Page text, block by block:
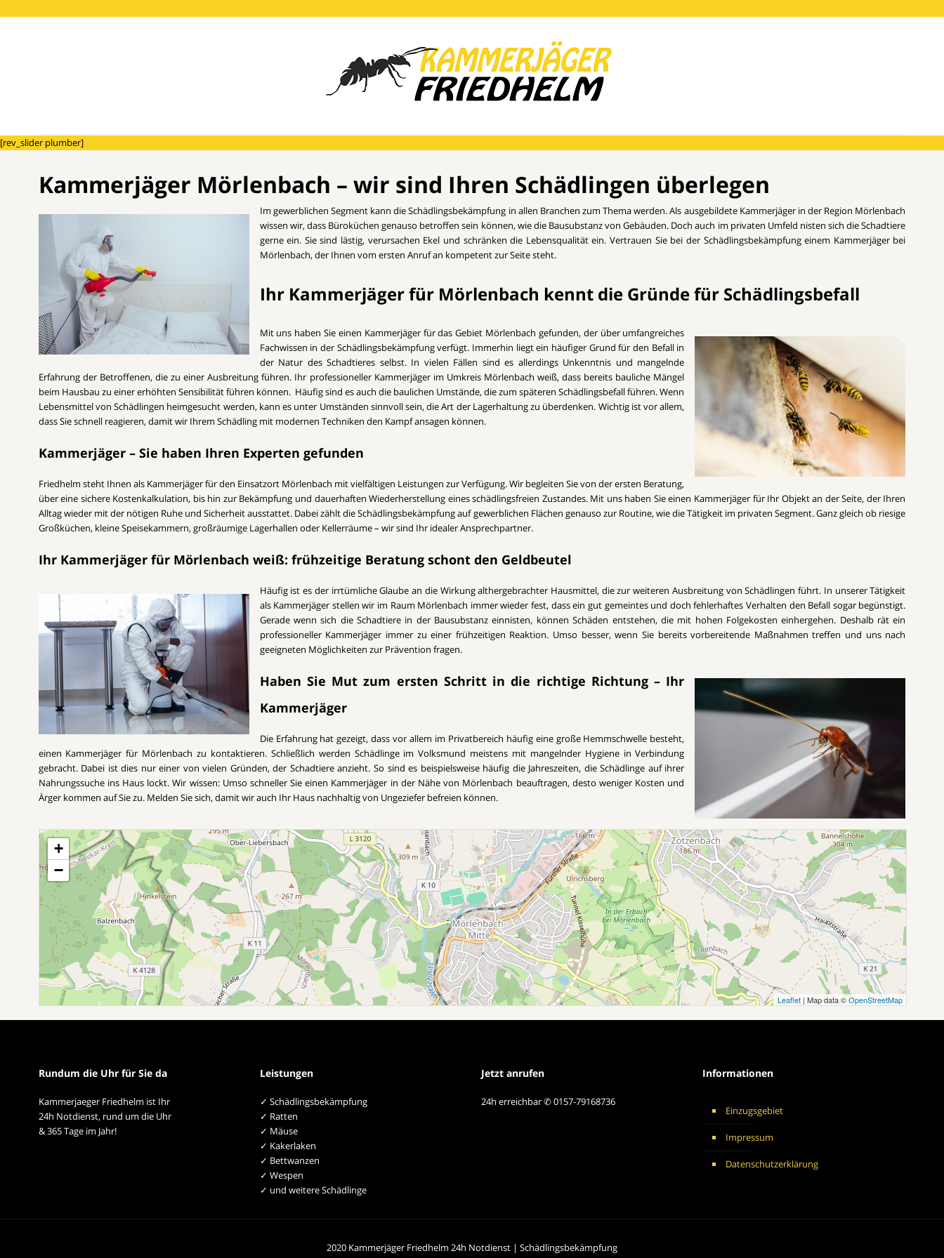
[rev_slider plumber]
Kammerjäger Mörlenbach – wir sind Ihren Schädlingen überlegen
Im gewerblichen Segment kann die Schädlingsbekämpfung in allen Branchen zum Thema werden. Als ausgebildete Kammerjäger in der Region Mörlenbach
wissen wir, dass Büroküchen genauso betroffen sein können, wie die Bausubstanz von Gebäuden. Doch auch im privaten Umfeld nisten sich die Schadtiere
gerne ein. Sie sind lästig, verursachen Ekel und schränken die Lebensqualität ein. Vertrauen Sie bei der Schädlingsbekämpfung einem Kammerjäger bei
Mörlenbach, der Ihnen vom ersten Anruf an kompetent zur Seite steht.
Ihr Kammerjäger für Mörlenbach kennt die Gründe für Schädlingsbefall
Mit uns haben Sie einen Kammerjäger für das Gebiet Mörlenbach gefunden, der über umfangreiches
Fachwissen in der Schädlingsbekämpfung verfügt. Immerhin liegt ein häufiger Grund für den Befall in
der Natur des Schadtieres selbst. In vielen Fällen sind es allerdings Unkenntnis und mangelnde
Erfahrung der Betroffenen, die zu einer Ausbreitung führen. Ihr professioneller Kammerjäger im Umkreis Mörlenbach weiß, dass bereits bauliche Mängel
beim Hausbau zu einer erhöhten Sensibilität führen können. Häufig sind es auch die baulichen Umstände, die zum späteren Schädlingsbefall führen. Wenn
Lebensmittel von Schädlingen heimgesucht werden, kann es unter Umständen sinnvoll sein, die Art der Lagerhaltung zu überdenken. Wichtig ist vor allem,
dass Sie schnell reagieren, damit wir Ihrem Schädling mit modernen Techniken den Kampf ansagen können.
Kammerjäger – Sie haben Ihren Experten gefunden
Friedhelm steht Ihnen als Kammerjäger für den Einsatzort Mörlenbach mit vielfältigen Leistungen zur Verfügung. Wir begleiten Sie von der ersten Beratung,
über eine sichere Kostenkalkulation, bis hin zur Bekämpfung und dauerhaften Wiederherstellung eines schädlingsfreien Zustandes. Mit uns haben Sie einen Kammerjäger für Ihr Objekt an der Seite, der Ihren
Alltag wieder mit der nötigen Ruhe und Sicherheit ausstattet. Dabei zählt die Schädlingsbekämpfung auf gewerblichen Flächen genauso zur Routine, wie die Tätigkeit im privaten Segment. Ganz gleich ob riesige
Großküchen, kleine Speisekammern, großräumige Lagerhallen oder Kellerräume – wir sind Ihr idealer Ansprechpartner.
Ihr Kammerjäger für Mörlenbach weiß: frühzeitige Beratung schont den Geldbeutel
Häufig ist es der irrtümliche Glaube an die Wirkung althergebrachter Hausmittel, die zur weiteren Ausbreitung von Schädlingen führt. In unserer Tätigkeit
als Kammerjäger stellen wir im Raum Mörlenbach immer wieder fest, dass ein gut gemeintes und doch fehlerhaftes Verhalten den Befall sogar begünstigt.
Gerade wenn sich die Schadtiere in der Bausubstanz einnisten, können Schäden entstehen, die mit hohen Folgekosten einhergehen. Deshalb rät ein
professioneller Kammerjäger immer zu einer frühzeitigen Reaktion. Umso besser, wenn Sie bereits vorbereitende Maßnahmen treffen und uns nach
geeigneten Möglichkeiten zur Prävention fragen.
Haben Sie Mut zum ersten Schritt in die richtige Richtung – Ihr
Kammerjäger
Die Erfahrung hat gezeigt, dass vor allem im Privatbereich häufig eine große Hemmschwelle besteht,
einen Kammerjäger für Mörlenbach zu kontaktieren. Schließlich werden Schädlinge im Volksmund meistens mit mangelnder Hygiene in Verbindung
gebracht. Dabei ist dies nur einer von vielen Gründen, der Schadtiere anzieht. So sind es beispielsweise häufig die Jahreszeiten, die Schädlinge auf ihrer
Nahrungssuche ins Haus lockt. Wir wissen: Umso schneller Sie einen Kammerjäger in der Nähe von Mörlenbach beauftragen, desto weniger Kosten und
Ärger kommen auf Sie zu. Melden Sie sich, damit wir auch Ihr Haus nachhaltig von Ungeziefer befreien können.
+
−
Leaflet | Map data ©OpenStreetMap
Rundum die Uhr für Sie da
Kammerjaeger Friedhelm ist Ihr
24h Notdienst, rund um die Uhr
& 365 Tage im Jahr!
Leistungen
✓ Schädlingsbekämpfung
✓ Ratten
✓ Mäuse
✓ Kakerlaken
✓ Bettwanzen
✓ Wespen
✓ und weitere Schädlinge
Jetzt anrufen
24h erreichbar ✆ 0157-79168736
Informationen
Einzugsgebiet
Impressum
Datenschutzerklärung
2020 Kammerjäger Friedhelm 24h Notdienst | Schädlingsbekämpfung